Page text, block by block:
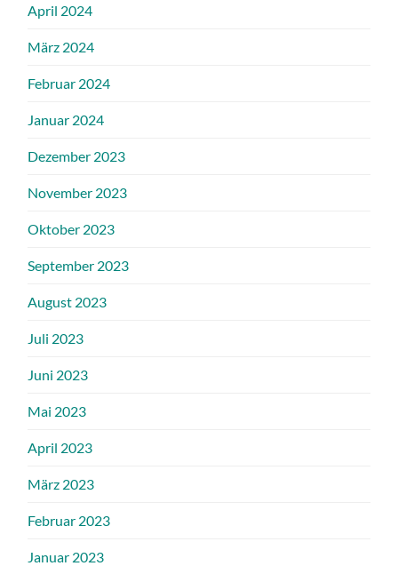
April 2024
März 2024
Februar 2024
Januar 2024
Dezember 2023
November 2023
Oktober 2023
September 2023
August 2023
Juli 2023
Juni 2023
Mai 2023
April 2023
März 2023
Februar 2023
Januar 2023